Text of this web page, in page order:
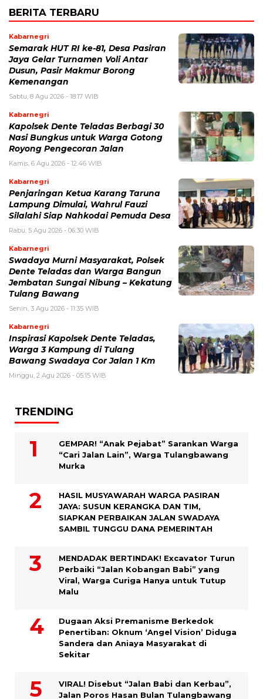
BERITA TERBARU
Kabarnegri
Semarak HUT RI ke-81, Desa Pasiran
Jaya Gelar Turnamen Voli Antar
Dusun, Pasir Makmur Borong
Kemenangan
Sabtu, 8 Agu 2026 - 18:17 WIB
Kabarnegri
Kapolsek Dente Teladas Berbagi 30
Nasi Bungkus untuk Warga Gotong
Royong Pengecoran Jalan
Kamis, 6 Agu 2026 - 12:46 WIB
Kabarnegri
Penjaringan Ketua Karang Taruna
Lampung Dimulai, Wahrul Fauzi
Silalahi Siap Nahkodai Pemuda Desa
Rabu, 5 Agu 2026 - 06:30 WIB
Kabarnegri
Swadaya Murni Masyarakat, Polsek
Dente Teladas dan Warga Bangun
Jembatan Sungai Nibung – Kekatung
Tulang Bawang
Senin, 3 Agu 2026 - 11:35 WIB
Kabarnegri
Inspirasi Kapolsek Dente Teladas,
Warga 3 Kampung di Tulang
Bawang Swadaya Cor Jalan 1 Km
Minggu, 2 Agu 2026 - 05:15 WIB
TRENDING
GEMPAR! “Anak Pejabat” Sarankan Warga
“Cari Jalan Lain”, Warga Tulangbawang
Murka
HASIL MUSYAWARAH WARGA PASIRAN
JAYA: SUSUN KERANGKA DAN TIM,
SIAPKAN PERBAIKAN JALAN SWADAYA
SAMBIL TUNGGU DANA PEMERINTAH
MENDADAK BERTINDAK! Excavator Turun
Perbaiki “Jalan Kobangan Babi” yang
Viral, Warga Curiga Hanya untuk Tutup
Malu
Dugaan Aksi Premanisme Berkedok
Penertiban: Oknum ‘Angel Vision’ Diduga
Sandera dan Aniaya Masyarakat di
Sekitar
VIRAL! Disebut “Jalan Babi dan Kerbau”,
Jalan Poros Hasan Bulan Tulangbawang